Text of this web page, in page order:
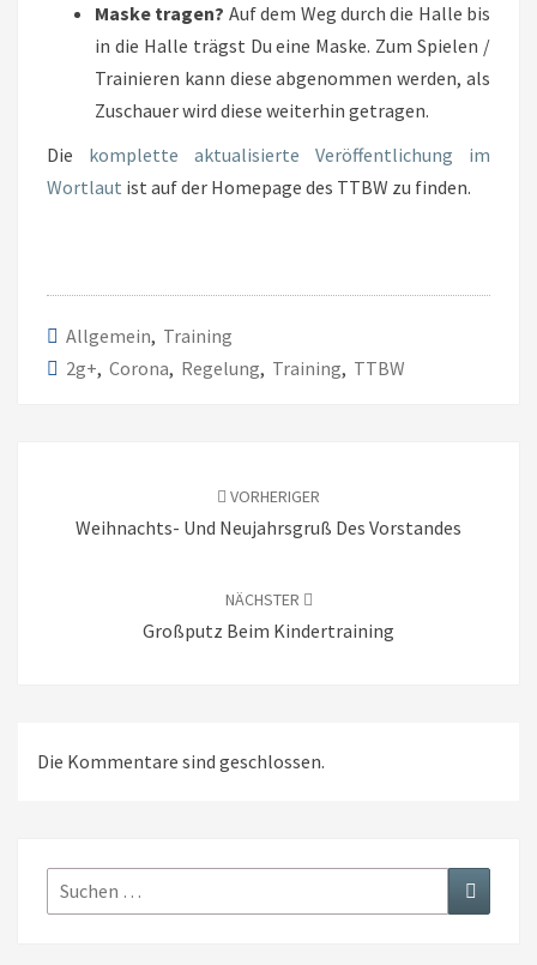
Maske tragen? Auf dem Weg durch die Halle bis
in die Halle trägst Du eine Maske. Zum Spielen /
Trainieren kann diese abgenommen werden, als
Zuschauer wird diese weiterhin getragen.
Die komplette aktualisierte Veröffentlichung im
Wortlaut ist auf der Homepage des TTBW zu finden.
Allgemein, Training
2g+, Corona, Regelung, Training, TTBW
VORHERIGER
Weihnachts- Und Neujahrsgruß Des Vorstandes
NÄCHSTER
Großputz Beim Kindertraining
Die Kommentare sind geschlossen.
Suchen
nach:
Suchen